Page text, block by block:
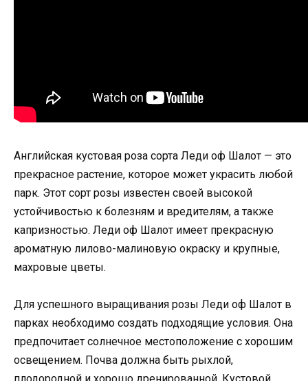
Английская кустовая роза сорта Леди оф Шалот — это
прекрасное растение, которое может украсить любой
парк. Этот сорт розы известен своей высокой
устойчивостью к болезням и вредителям, а также
капризностью. Леди оф Шалот имеет прекрасную
ароматную лилово-малиновую окраску и крупные,
махровые цветы.
Для успешного выращивания розы Леди оф Шалот в
парках необходимо создать подходящие условия. Она
предпочитает солнечное местоположение с хорошим
освещением. Почва должна быть рыхлой,